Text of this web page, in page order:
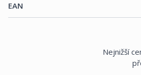
EAN
Nejnižší